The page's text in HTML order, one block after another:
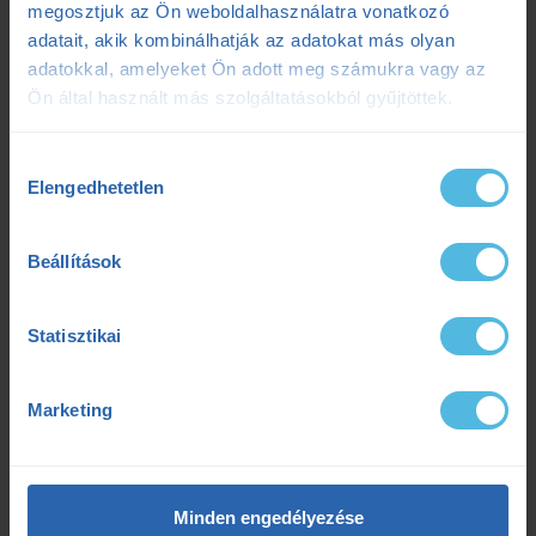
megosztjuk az Ön weboldalhasználatra vonatkozó
adatait, akik kombinálhatják az adatokat más olyan
adatokkal, amelyeket Ön adott meg számukra vagy az
Ön által használt más szolgáltatásokból gyűjtöttek.
kiválasztása
Elengedhetetlen
Beállítások
Statisztikai
Marketing
Minden engedélyezése
Szilágyi Tibor
Mások elmondása szerint folyton pörgök. Saját
tatai Nike Futóklubban, az ENSPORT csapatát pedig
2016 óta erősítem.